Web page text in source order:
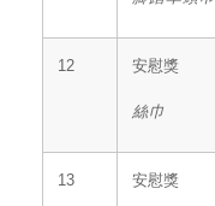
12 安慰獎
絲巾
13 安慰獎